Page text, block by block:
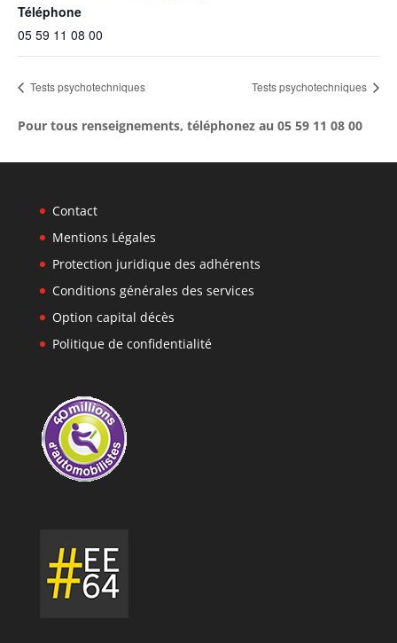
Téléphone
05 59 11 08 00
Tests psychotechniques Tests psychotechniques
Pour tous renseignements, téléphonez au 05 59 11 08 00
Contact
Mentions Légales
Protection juridique des adhérents
Conditions générales des services
Option capital décès
Politique de confidentialité